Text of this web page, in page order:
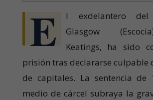
E
l exdelantero
Glasgow
Keatings, ha sido
prisión tras declararse culpable
de capitales. La sentencia de
medio de cárcel subraya la